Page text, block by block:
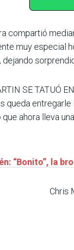
compartió
muy especial
dejando
SE TATUÓ
queda entregarle
que ahora lleva
“Bonito”, la
Chris